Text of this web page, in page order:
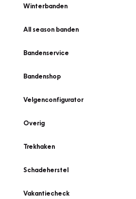
Winterbanden
All season banden
Bandenservice
Bandenshop
Velgenconfigurator
Overig
Trekhaken
Schadeherstel
Vakantiecheck